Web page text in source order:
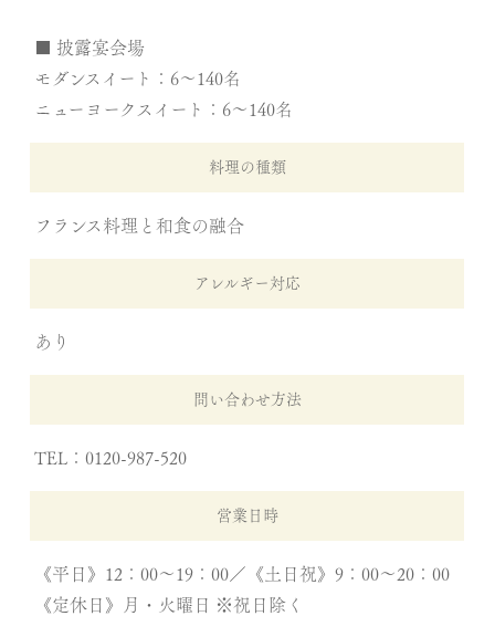
■ 披露宴会場
モダンスイート：6～140名
ニューヨークスイート：6～140名
料理の種類
フランス料理と和食の融合
アレルギー対応
あり
問い合わせ方法
TEL：0120-987-520
営業日時
《平日》12：00～19：00／《土日祝》9：00～20：00
《定休日》月・火曜日 ※祝日除く